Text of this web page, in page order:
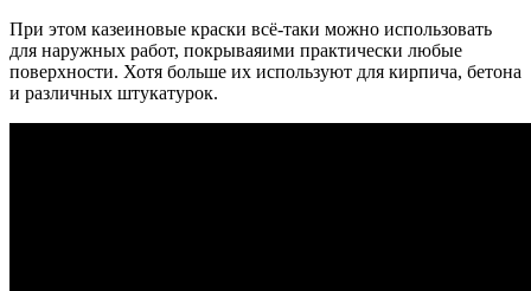
При этом казеиновые краски всё-таки можно использовать
для наружных работ, покрываяими практически любые
поверхности. Хотя больше их используют для кирпича, бетона
и различных штукатурок.